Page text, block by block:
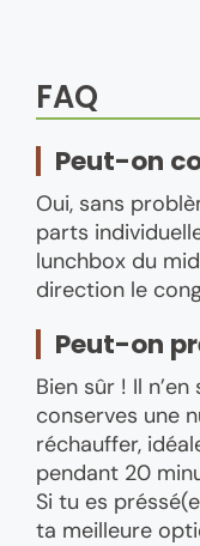
FAQ
Peut-on
Oui, sans
parts
lunchbox du
direction le
Peut-on
Bien sûr ! Il
conserves une
réchauffer,
pendant 20
Si tu es
ta meilleure